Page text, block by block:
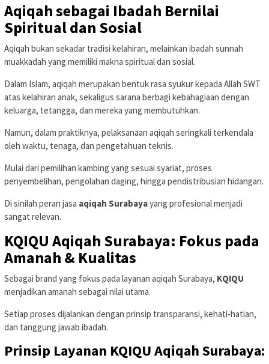
Aqiqah sebagai Ibadah Bernilai
Spiritual dan Sosial
Aqiqah bukan sekadar tradisi kelahiran, melainkan ibadah sunnah
muakkadah yang memiliki makna spiritual dan sosial.
Dalam Islam, aqiqah merupakan bentuk rasa syukur kepada Allah SWT
atas kelahiran anak, sekaligus sarana berbagi kebahagiaan dengan
keluarga, tetangga, dan mereka yang membutuhkan.
Namun, dalam praktiknya, pelaksanaan aqiqah seringkali terkendala
oleh waktu, tenaga, dan pengetahuan teknis.
Mulai dari pemilihan kambing yang sesuai syariat, proses
penyembelihan, pengolahan daging, hingga pendistribusian hidangan.
Di sinilah peran jasa aqiqah Surabayayang profesional menjadi
sangat relevan.
KQIQU Aqiqah Surabaya: Fokus pada
Amanah & Kualitas
Sebagai brand yang fokus pada layanan aqiqah Surabaya, KQIQU
menjadikan amanah sebagai nilai utama.
Setiap proses dijalankan dengan prinsip transparansi, kehati-hatian,
dan tanggung jawab ibadah.
Prinsip Layanan KQIQU Aqiqah Surabaya: